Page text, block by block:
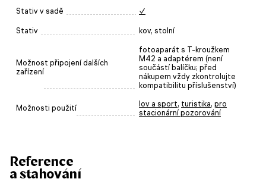
Stativ v sadě ✓
Stativ kov, stolní
Možnost připojení dalších
zařízení
fotoaparát s T-kroužkem
M42 a adaptérem (není
součástí balíčku; před
nákupem vždy zkontrolujte
kompatibilitu příslušenství)
Možnosti použití lov a sport, turistika, pro
stacionární pozorování
Reference
a stahování